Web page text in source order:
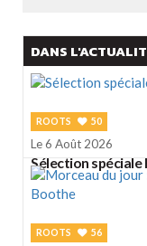
DANS
ROOTS 50
Le 6 Août 2026
Sélection spéciale
ROOTS 56